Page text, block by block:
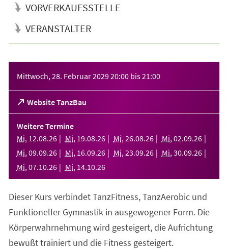
VORVERKAUFSSTELLE
VERANSTALTER
Mittwoch, 28. Februar 202920:00 bis21:00
Website TanzBau
(Öffnet
in
einem
neuen
Tab)
Weitere Termine
Mi, 12.08.26 Mi, 19.08.26 Mi, 26.08.26 Mi, 02.09.26
Mi, 09.09.26 Mi, 16.09.26 Mi, 23.09.26 Mi, 30.09.26
Mi, 07.10.26 Mi, 14.10.26
Dieser Kurs verbindet TanzFitness, TanzAerobic und
Funktioneller Gymnastik in ausgewogener Form. Die
Körperwahrnehmung wird gesteigert, die Aufrichtung
bewußt trainiert und die Fitness gesteigert.